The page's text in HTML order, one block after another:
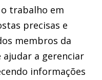
trabalho em
precisas e
membros da
ajudar a gerenciar
informações